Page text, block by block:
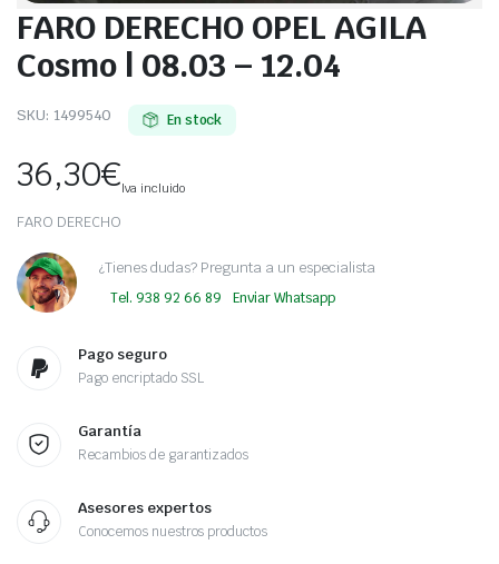
FARO DERECHO OPEL AGILA
Cosmo | 08.03 – 12.04
SKU: 1499540 En stock
36,30€Iva incluido
FARO DERECHO
¿Tienes dudas? Pregunta a un especialista
Tel. 938 92 66 89 Enviar Whatsapp
Pago seguro
Pago encriptado SSL
Garantía
Recambios de garantizados
Asesores expertos
Conocemos nuestros productos